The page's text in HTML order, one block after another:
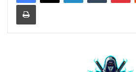
Print